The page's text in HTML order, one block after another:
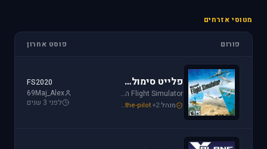
מטוסי אזרחים
פורום פוסט אחרון
פלייט סימולטור
Flight Simulator הוא סימולטור טיסה הפופולארי והריאליסטי ביותר בתחום התעופה האזרחית. שתף וקבל תמיכה עבור שדות תעופה, סינרים, צביעות ומטוסים עבור FSX ו-FS2004.
מנהל: Mike_69th ,the-pilot+2
FS2020
69Maj_Alex
לפני 3 שנים